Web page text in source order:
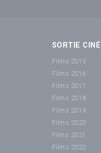
SORTIE CINÉ
Films 2015
Films 2016
Films 2017
Films 2018
Films 2019
Films 2020
Films 2021
Films 2022